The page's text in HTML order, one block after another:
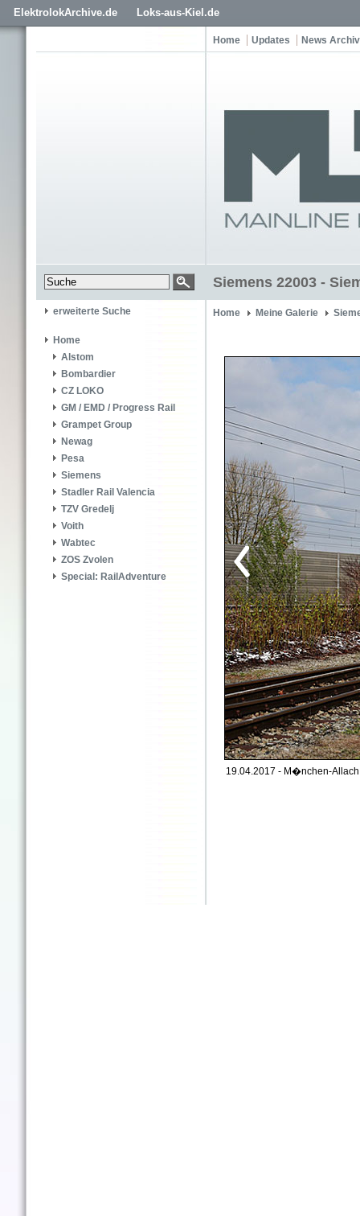
ElektrolokArchive.de Loks-aus-Kiel.de
Home Updates News Archiv
Siemens 22003 -
erweiterte Suche
Home
Alstom
Bombardier
CZ LOKO
GM / EMD / Progress Rail
Grampet Group
Newag
Pesa
Siemens
Stadler Rail Valencia
TZV Gredelj
Voith
Wabtec
ZOS Zvolen
Special: RailAdventure
Home Meine Galerie
19.04.2017 - M�nchen-Allach